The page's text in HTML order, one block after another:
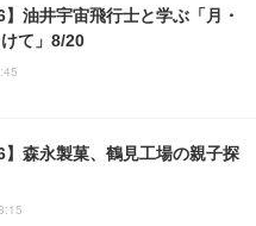
】油井宇宙飛行士と学ぶ「月・
て」8/20
】森永製菓、鶴見工場の親子探